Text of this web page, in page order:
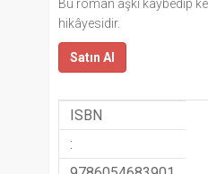
Bu roman aşkı kaybedip
hikâyesidir.
Satın Al
ISBN
: